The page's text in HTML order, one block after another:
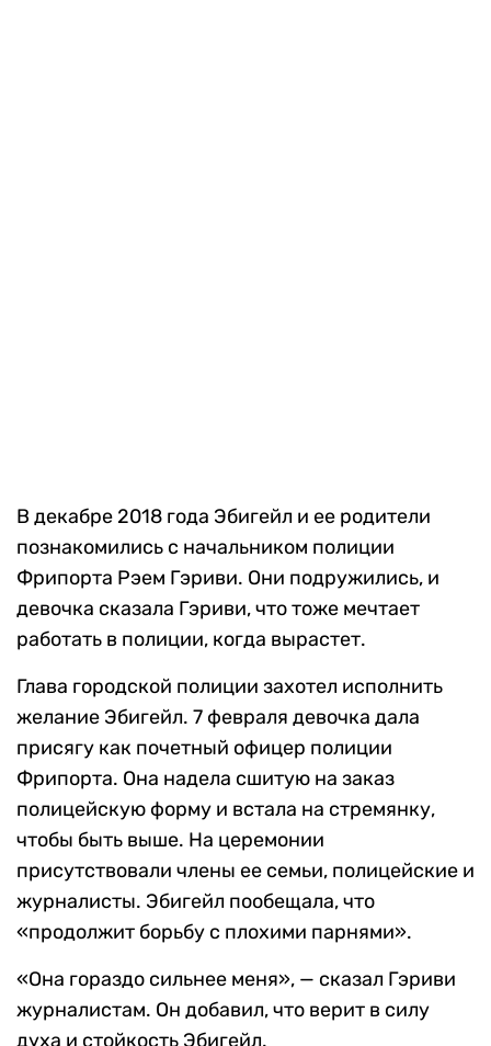
В декабре 2018 года Эбигейл и ее родители
познакомились с начальником полиции
Фрипорта Рэем Гэриви. Они подружились, и
девочка сказала Гэриви, что тоже мечтает
работать в полиции, когда вырастет.
Глава городской полиции захотел исполнить
желание Эбигейл. 7 февраля девочка дала
присягу как почетный офицер полиции
Фрипорта. Она надела сшитую на заказ
полицейскую форму и встала на стремянку,
чтобы быть выше. На церемонии
присутствовали члены ее семьи, полицейские и
журналисты. Эбигейл пообещала, что
«продолжит борьбу с плохими парнями».
«Она гораздо сильнее меня», — сказал Гэриви
журналистам. Он добавил, что верит в силу
духа и стойкость Эбигейл.